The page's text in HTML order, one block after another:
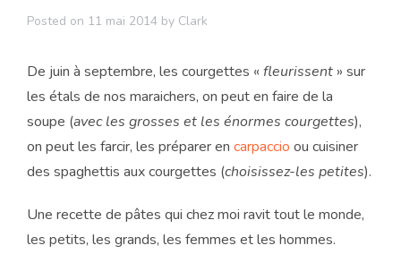
Posted on 11 mai 2014 by Clark
De juin à septembre, les courgettes « fleurissent » sur
les étals de nos maraichers, on peut en faire de la
soupe (avec les grosses et les énormes courgettes),
on peut les farcir, les préparer en carpaccio ou cuisiner
des spaghettis aux courgettes (choisissez-les petites).
Une recette de pâtes qui chez moi ravit tout le monde,
les petits, les grands, les femmes et les hommes.